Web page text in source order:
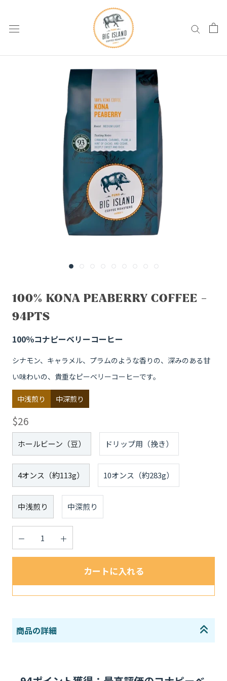
ン
100% KONA PEABERRY COFFEE -
94PTS
100％コナピーベリーコーヒー
シナモン、キャラメル、プラムのような香りの、深みのある甘
い味わいの、貴重なピーベリーコーヒーです。
中浅煎り 中深煎り
$26
ホールビーン（豆） ドリップ用（挽き）
4オンス（約113g） 10オンス（約283g）
中浅煎り 中深煎り
カートに入れる